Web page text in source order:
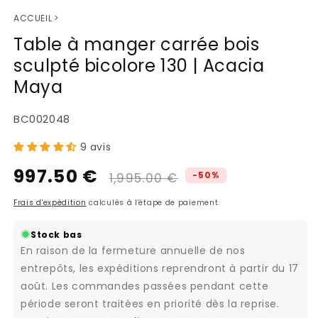
ACCUEIL >
Table à manger carrée bois
sculpté bicolore 130 | Acacia
Maya
SKU:
BC002048
9 avis
Prix
997.50 €
Prix
1,995.00 € -50%
Frais d'expédition calculés à l'étape de paiement.
Stock bas
En raison de la fermeture annuelle de nos
entrepôts, les expéditions reprendront à partir du 17
août. Les commandes passées pendant cette
période seront traitées en priorité dès la reprise.